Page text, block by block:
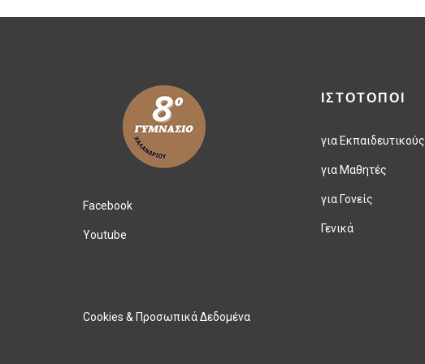
Facebook
Youtube
Cookies & Προσωπικά Δεδομένα
ΙΣΤΟΤΟΠΟΙ
για Εκπαιδευτικούς
για Μαθητές
για Γονείς
Γενικά